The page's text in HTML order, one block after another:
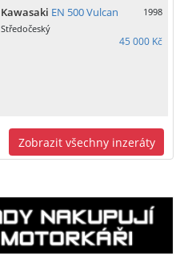
Kawasaki EN 500 Vulcan
1998
Středočeský
45 000 Kč
Zobrazit všechny inzeráty